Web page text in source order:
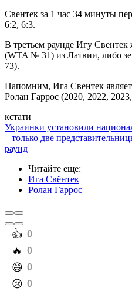
Свентек за 1 час 34 минуты
6:2, 6:3.
В третьем раунде Игу
(WTA № 31) из Латвии, либо
73).
Напомним, Ига Свентек
Ролан Гаррос (2020, 2022,
кстати
Украинки установили
– только две
раунд
Читайте еще:
Ига Свёнтек
Ролан Гаррос
️👍 0
️🔥 0
️😄 0
️😢 0